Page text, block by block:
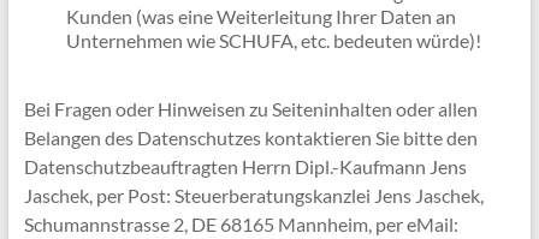
Kunden (was eine Weiterleitung Ihrer Daten an
Unternehmen wie SCHUFA, etc. bedeuten würde)!
Bei Fragen oder Hinweisen zu Seiteninhalten oder allen
Belangen des Datenschutzes kontaktieren Sie bitte den
Datenschutzbeauftragten Herrn Dipl.-Kaufmann Jens
Jaschek, per Post: Steuerberatungskanzlei Jens Jaschek,
Schumannstrasse 2, DE 68165 Mannheim, per eMail: